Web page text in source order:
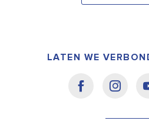
LATEN WE